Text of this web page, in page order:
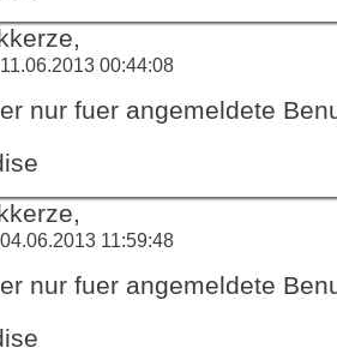
00:44:08
nur fuer angemeldete
11:59:48
nur fuer angemeldete